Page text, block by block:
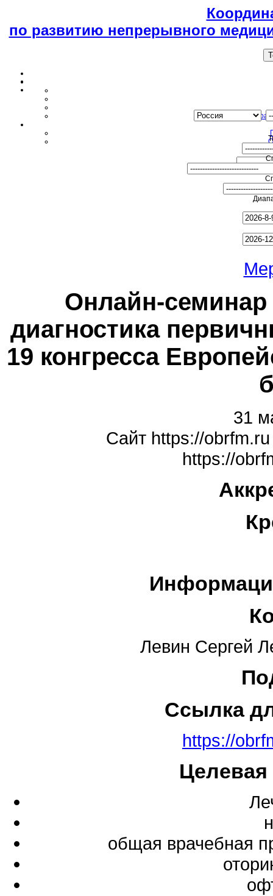
по развитию непрерывного
Онлайн-
диагностика
19 конгресса
31
Сайт https://
https://
Левин Сергей
Ссылка
https://
общая врачебная